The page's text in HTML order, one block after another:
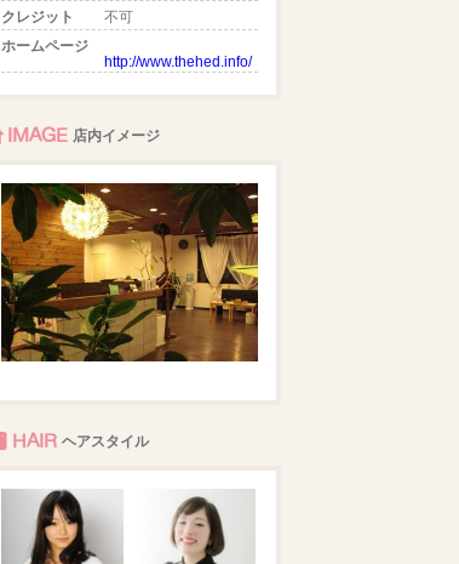
クレジット
不可
ホームページ
http://www.thehed.info/
IMAGE 店内イメージ
HAIR ヘアスタイル